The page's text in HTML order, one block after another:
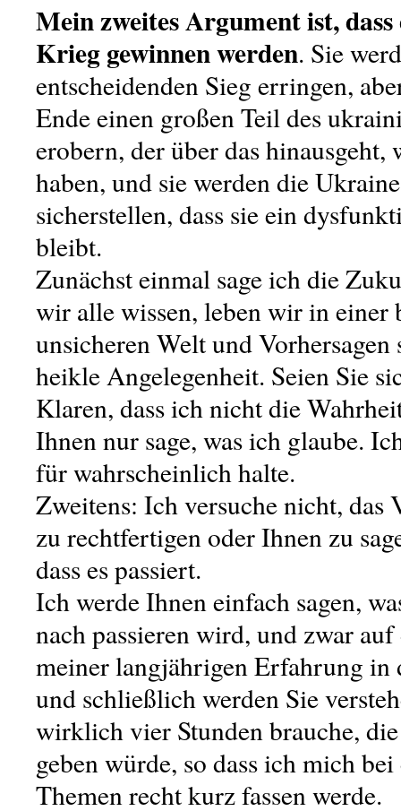
Mein zweites Argument ist, dass
Krieg gewinnen werden. Sie
entscheidenden Sieg erringen,
Ende einen großen Teil des
erobern, der über das hinausgeht,
haben, und sie werden die
sicherstellen, dass sie ein
bleibt.
Zunächst einmal sage ich die
wir alle wissen, leben wir in einer
unsicheren Welt und Vorhersagen
heikle Angelegenheit. Seien Sie
Klaren, dass ich nicht die
Ihnen nur sage, was ich glaube.
für wahrscheinlich halte.
Zweitens: Ich versuche nicht, das
zu rechtfertigen oder Ihnen zu
dass es passiert.
Ich werde Ihnen einfach sagen,
nach passieren wird, und zwar
meiner langjährigen Erfahrung in
und schließlich werden Sie
wirklich vier Stunden brauche,
geben würde, so dass ich mich
Themen recht kurz fassen werde.